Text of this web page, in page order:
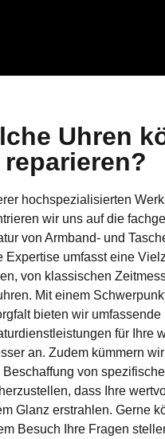
Uhren
hochspezialisierten
wir uns auf die
von Armband- und
Expertise umfasst eine
von klassischen
Mit einem
bieten wir umfassende
für Ihre
an. Zudem kümmern
Beschaffung von
dass Ihre
Glanz erstrahlen. Gerne
Besuch Ihre Fragen